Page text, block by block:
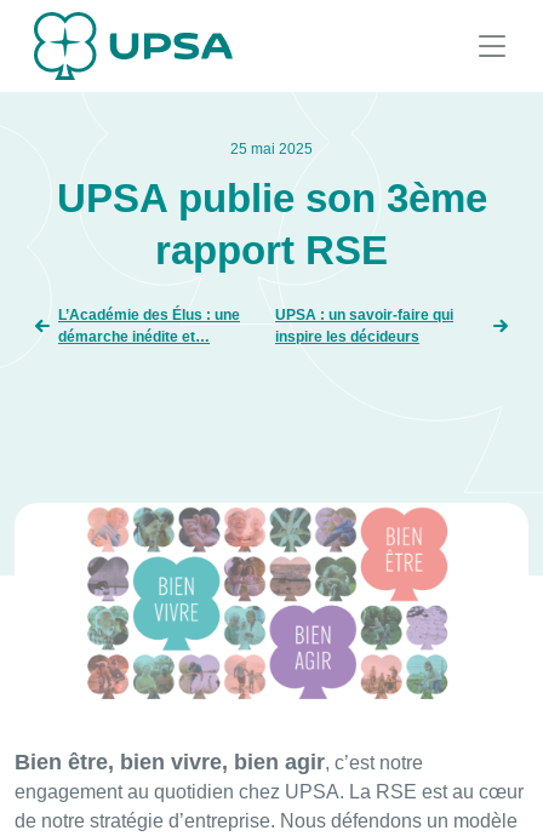
25 mai 2025
UPSA publie son 3ème
rapport RSE
L’Académie des Élus : une
démarche inédite et…
UPSA : un savoir-faire qui
inspire les décideurs
Bien être, bien vivre, bien agir, c’est notre
engagement au quotidien chez UPSA. La RSE est au cœur
de notre stratégie d’entreprise. Nous défendons un modèle